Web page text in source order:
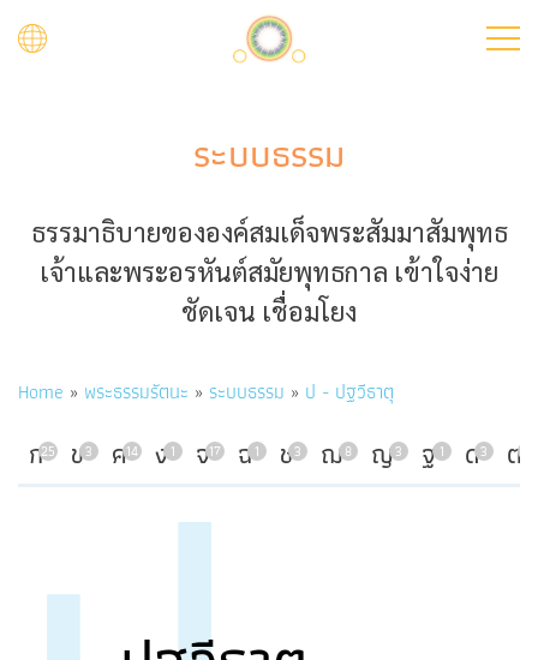
ระบบธรรม
ธรรมาธิบายขององค์สมเด็จพระสัมมาสัมพุทธ
เจ้าและพระอรหันต์สมัยพุทธกาล เข้าใจง่าย
ชัดเจน เชื่อมโยง
Breadcrumb
Home พระธรรมรัตนะ ระบบธรรม ป - ปฐวีธาตุ
ก25 ข3 ค14 ง1 จ17 ฉ1 ช3 ฌ8 ญ3 ฐ1 ด3 ต